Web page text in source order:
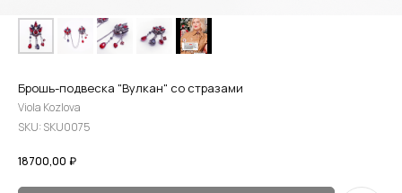
Брошь-подвеска "Вулкан" со стразами
Viola Kozlova
SKU: SKU0075
18700,00 ₽